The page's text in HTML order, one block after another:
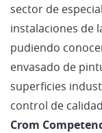
sector de
instalaciones de
pudiendo
envasado de
superficies
control de
Crom